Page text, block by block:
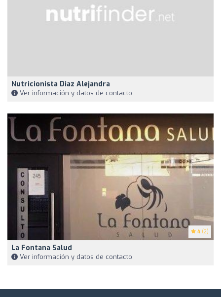
Nutricionista Diaz Alejandra
Ver información y datos de contacto
4 (2)
La Fontana Salud
Ver información y datos de contacto